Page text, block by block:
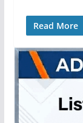
Read More